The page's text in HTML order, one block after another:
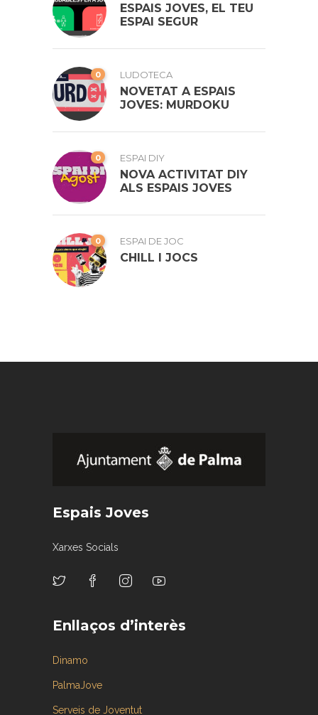
ESPAIS JOVES, EL TEU
ESPAI SEGUR
0 LUDOTECA
NOVETAT A ESPAIS
JOVES: MURDOKU
0 ESPAI DIY
NOVA ACTIVITAT DIY
ALS ESPAIS JOVES
0 ESPAI DE JOC
CHILL I JOCS
Espais Joves
Xarxes Socials
Enllaços d’interès
Dinamo
PalmaJove
Serveis de Joventut